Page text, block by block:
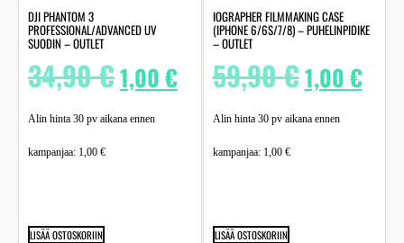
DJI PHANTOM 3
PROFESSIONAL/ADVANCED UV
SUODIN – OUTLET
34,90€1,00€
Alin hinta 30 pv aikana ennen
kampanjaa: 1,00 €
LISÄÄ OSTOSKORIIN
IOGRAPHER FILMMAKING CASE
(IPHONE 6/6S/7/8) – PUHELINPIDIKE
– OUTLET
59,90€1,00€
Alin hinta 30 pv aikana ennen
kampanjaa: 1,00 €
LISÄÄ OSTOSKORIIN